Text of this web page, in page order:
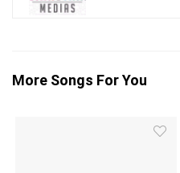
More Songs For You